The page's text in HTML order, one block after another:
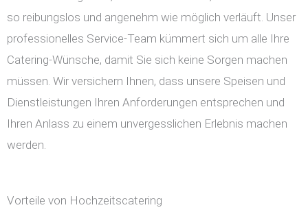
so reibungslos und angenehm wie möglich verläuft. Unser
professionelles Service-Team kümmert sich um alle Ihre
Catering-Wünsche, damit Sie sich keine Sorgen machen
müssen. Wir versichern Ihnen, dass unsere Speisen und
Dienstleistungen Ihren Anforderungen entsprechen und
Ihren Anlass zu einem unvergesslichen Erlebnis machen
werden.
Vorteile von Hochzeitscatering